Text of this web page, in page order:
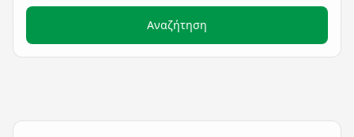
Αναζήτηση